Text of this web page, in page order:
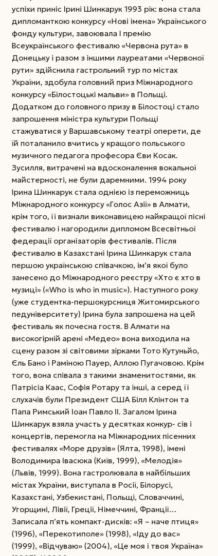
успіхи приніс Ірині Шинкарук 1993 рік: вона стала
дипломанткою конкурсу «Нові імена» Українського
фонду культури, завоювала І премію
Всеукраїнського фестивалю «Червона рута» в
Донецьку і разом з іншими лауреатами «Червоної
рути» здійснила гастрольний тур по містах
України, здобула головний приз Міжнародного
конкурсу «Білостоцькі мальви» в Польщі.
Додатком до головного призу в Білостоці стало
запрошення міністра культури Польщі
стажуватися у Варшавському театрі оперети, де
їй поталанило вчитись у кращого польського
музичного педагога професора Єви Косак.
Зусилля, витрачені на вдосконалення вокальної
майстерності, не були даремними. 1994 року
Ірина Шинкарук стала однією із переможниць
Міжнародного конкурсу «Голос Азії» в Алмати,
крім того, її визнали виконавицею найкращої пісні
фестивалю і нагородили дипломом Всесвітньої
федерації організаторів фестивалів. Після
фестивалю в Казахстані Ірина Шинкарук стала
першою українською співачкою, ім’я якої було
занесено до Міжнародного реєстру «Хто є хто в
музиці» («Who is who in music»). Наступного року
(уже студентка-першокурсниця Житомирського
педуніверситету) Ірина була запрошена на цей
фестиваль як почесна гостя. В Алмати на
високогірній арені «Медео» вона виходила на
сцену разом зі світовими зірками Тото Кутуньйо,
Єль Бано і Раміною Пауер, Аллою Пугачовою. Крім
того, вона співала з такими знаменитостями, як
Патрісіа Каас, Софія Ротару та інші, а серед її
слухачів були Президент США Білл Клінтон та
Папа Римський Іоан Павло ІІ. Загалом Ірина
Шинкарук взяла участь у десятках конкур- сів і
концертів, перемогла на Міжнародних пісенних
фестивалях «Море друзів» (Ялта, 1998), імені
Володимира Івасюка (Київ, 1999), «Мелодія»
(Львів, 1999). Вона гастролювала в найбільших
містах України, виступала в Росії, Білорусі,
Казахстані, Узбекистані, Польщі, Словаччині,
Угорщині, Лівії, Греції, Німеччині, Франції…
Записала п’ять компакт-дисків: «Я – наче птиця»
(1996), «Перекотиполе» (1998), «Іду до вас»
(1999), «Відчуваю» (2004), «Це моя і твоя Україна»